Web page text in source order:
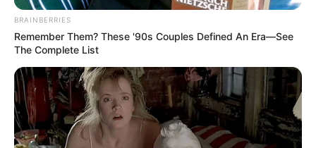
BRAINBERRIES
Remember Them? These '90s Couples Defined An Era—See
The Complete List